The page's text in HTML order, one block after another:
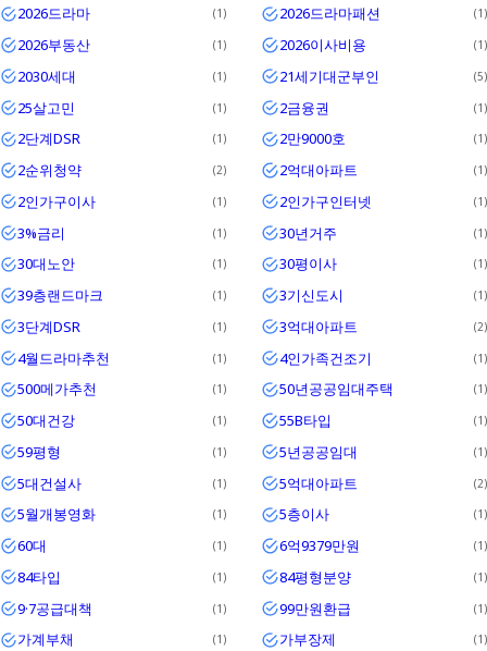
2026드라마 1 2026드라마패션 1
2026부동산 1 2026이사비용 1
2030세대 1 21세기대군부인 5
25살고민 1 2금융권 1
2단계DSR 1 2만9000호 1
2순위청약 2 2억대아파트 1
2인가구이사 1 2인가구인터넷 1
3%금리 1 30년거주 1
30대노안 1 30평이사 1
39층랜드마크 1 3기신도시 1
3단계DSR 1 3억대아파트 2
4월드라마추천 1 4인가족건조기 1
500메가추천 1 50년공공임대주택 1
50대건강 1 55B타입 1
59평형 1 5년공공임대 1
5대건설사 1 5억대아파트 2
5월개봉영화 1 5층이사 1
60대 1 6억9379만원 1
84타입 1 84평형분양 1
9·7공급대책 1 99만원환급 1
가계부채 1 가부장제 1